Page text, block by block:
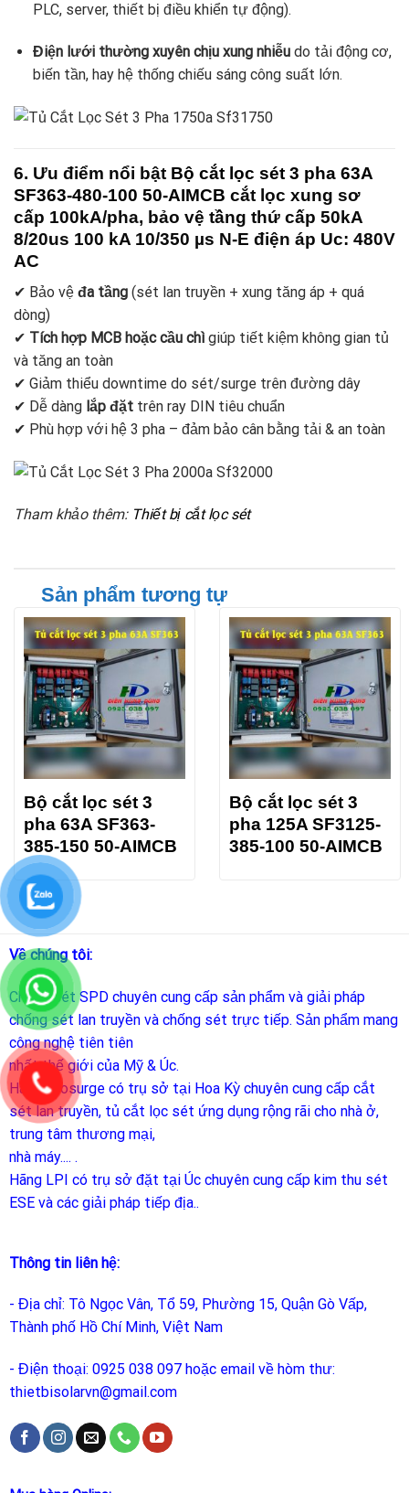
PLC, server, thiết bị điều khiển tự động).
Điện lưới thường xuyên chịu xung nhiễudo tải động cơ,
biến tần, hay hệ thống chiếu sáng công suất lớn.
6. Ưu điểm nổi bật Bộ cắt lọc sét 3 pha 63A
SF363-480-100 50-AIMCB cắt lọc xung sơ
cấp 100kA/pha, bảo vệ tầng thứ cấp 50kA
8/20us 100 kA 10/350 µs N-E điện áp Uc: 480V
AC
✔ Bảo vệ đa tầng (sét lan truyền + xung tăng áp + quá
dòng)
✔ Tích hợp MCB hoặc cầu chì giúp tiết kiệm không gian tủ
và tăng an toàn
✔ Giảm thiểu downtime do sét/surge trên đường dây
✔ Dễ dàng lắp đặt trên ray DIN tiêu chuẩn
✔ Phù hợp với hệ 3 pha – đảm bảo cân bằng tải & an toàn
Tham khảo thêm: Thiết bị cắt lọc sét
Sản phẩm tương tự
Bộ cắt lọc sét 3
pha 63A SF363-
385-150 50-AIMCB
Bộ cắt lọc sét 3
pha 125A SF3125-
385-100 50-AIMCB
Về chúng tôi:
Chống sét SPD chuyên cung cấp sản phẩm và giải pháp
chống sét lan truyền và chống sét trực tiếp. Sản phẩm mang
công nghệ tiên tiên
nhất thế giới của Mỹ & Úc.
Hãng Prosurge có trụ sở tại Hoa Kỳ chuyên cung cấp cắt
sét lan truyền, tủ cắt lọc sét ứng dụng rộng rãi cho nhà ở,
trung tâm thương mại,
nhà máy.... .
Hãng LPI có trụ sở đặt tại Úc chuyên cung cấp kim thu sét
ESE và các giải pháp tiếp địa..
Thông tin liên hệ:
- Địa chỉ: Tô Ngọc Vân, Tổ 59, Phường 15, Quận Gò Vấp,
Thành phố Hồ Chí Minh, Việt Nam
- Điện thoại: 0925 038 097 hoặc email về hòm thư:
thietbisolarvn@gmail.com